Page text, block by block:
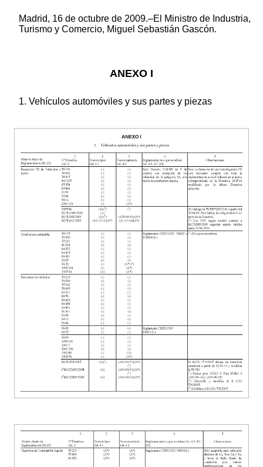
Madrid, 16 de octubre de 2009.–El Ministro de Industria,
Turismo y Comercio, Miguel Sebastián Gascón.
ANEXO I
1. Vehículos automóviles y sus partes y piezas